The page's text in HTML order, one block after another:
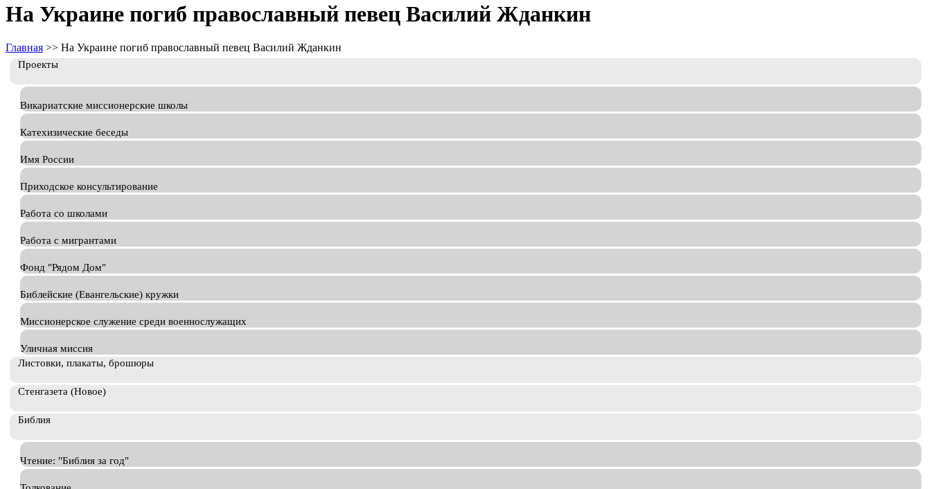
На Украине погиб православный певец Василий Жданкин
Главная >> На Украине погиб православный певец Василий Жданкин
Проекты
Викариатские миссионерские школы
Катехизические беседы
Имя России
Приходское консультирование
Работа со школами
Работа с мигрантами
Фонд "Рядом Дом"
Библейские (Евангельские) кружки
Миссионерское служение среди военнослужащих
Уличная миссия
Листовки, плакаты, брошюры
Стенгазета (Новое)
Библия
Чтение: "Библия за год"